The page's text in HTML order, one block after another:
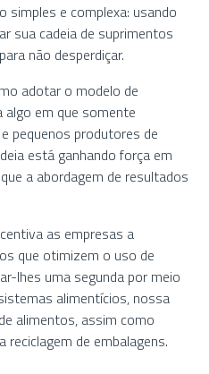
e complexa: usando
sua cadeia de suprimentos
não desperdiçar.
adotar o modelo de
algo em que somente
pequenos produtores de
está ganhando força em
a abordagem de resultados
as empresas a
que otimizem o uso de
lhes uma segunda por meio
alimentícios, nossa
alimentos, assim como
de embalagens.